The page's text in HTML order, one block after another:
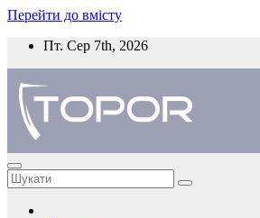
Перейти до вмісту
Пт. Сер 7th, 2026